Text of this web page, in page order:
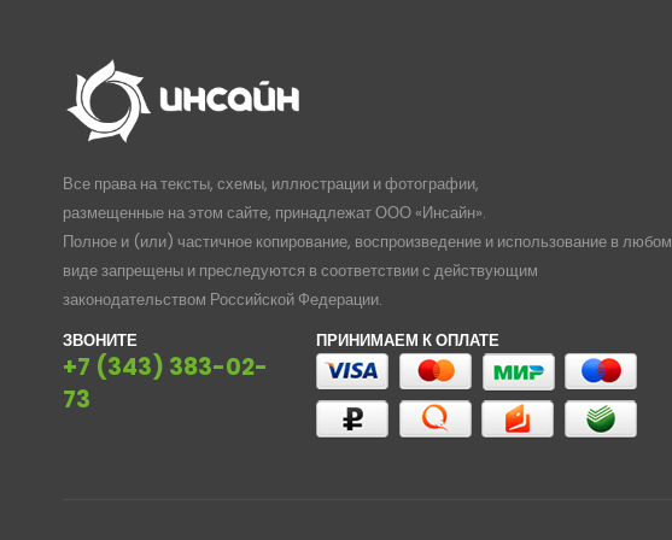
Все права на тексты, схемы, иллюстрации и фотографии,
размещенные на этом сайте, принадлежат ООО «Инсайн».
Полное и (или) частичное копирование, воспроизведение и использование в любом
виде запрещены и преследуются в соответствии с действующим
законодательством Российской Федерации.
ЗВОНИТЕ
+7 (343) 383-02-
73
ПРИНИМАЕМ К ОПЛАТЕ